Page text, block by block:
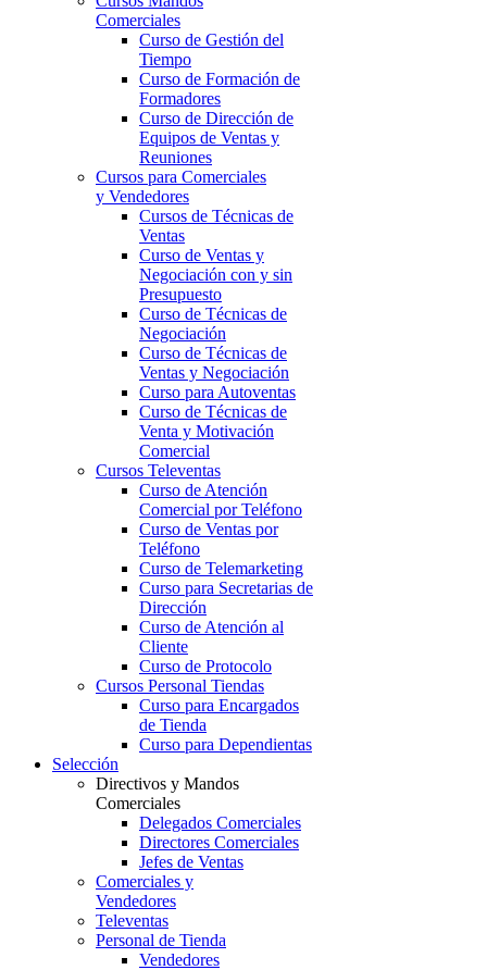
Comerciales
Curso de Gestión del
Tiempo
Curso de Formación de
Formadores
Curso de Dirección de
Equipos de Ventas y
Reuniones
Cursos para Comerciales
y Vendedores
Cursos de Técnicas de
Ventas
Curso de Ventas y
Negociación con y sin
Presupuesto
Curso de Técnicas de
Negociación
Curso de Técnicas de
Ventas y Negociación
Curso para Autoventas
Curso de Técnicas de
Venta y Motivación
Comercial
Cursos Televentas
Curso de Atención
Comercial por Teléfono
Curso de Ventas por
Teléfono
Curso de Telemarketing
Curso para Secretarias de
Dirección
Curso de Atención al
Cliente
Curso de Protocolo
Cursos Personal Tiendas
Curso para Encargados
de Tienda
Curso para Dependientas
Selección
Directivos y Mandos
Comerciales
Delegados Comerciales
Directores Comerciales
Jefes de Ventas
Comerciales y
Vendedores
Televentas
Personal de Tienda
Vendedores